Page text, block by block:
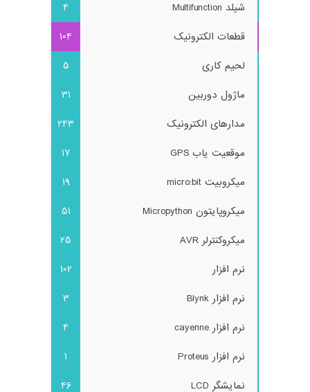
شیلد Multifunction
4
قطعات الکترونیک
104
لحیم کاری
5
ماژول دوربین
31
مدارهای الکترونیک
243
موقعیت یاب GPS
17
میکروبیت micro:bit
19
میکروپایتون Micropython
51
میکروکنترلر AVR
25
نرم افزار
102
نرم افزار Blynk
3
نرم افزار cayenne
4
نرم افزار Proteus
1
نمایشگر LCD
46